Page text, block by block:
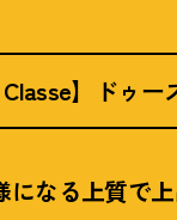
Classe】ドゥ
になる上質で